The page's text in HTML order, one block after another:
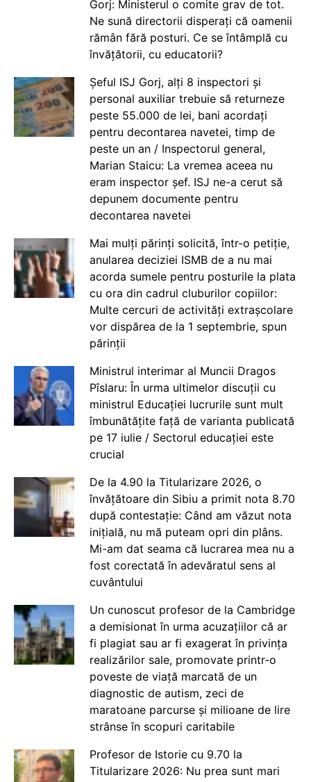
Gorj: Ministerul o comite grav de tot.
Ne sună directorii disperați că oamenii
rămân fără posturi. Ce se întâmplă cu
învățătorii, cu educatorii?
Șeful ISJ Gorj, alți 8 inspectori și
personal auxiliar trebuie să returneze
peste 55.000 de lei, bani acordați
pentru decontarea navetei, timp de
peste un an / Inspectorul general,
Marian Staicu: La vremea aceea nu
eram inspector șef. ISJ ne-a cerut să
depunem documente pentru
decontarea navetei
Mai mulți părinți solicită, într-o petiție,
anularea deciziei ISMB de a nu mai
acorda sumele pentru posturile la plata
cu ora din cadrul cluburilor copiilor:
Multe cercuri de activități extrașcolare
vor dispărea de la 1 septembrie, spun
părinții
Ministrul interimar al Muncii Dragos
Pîslaru: În urma ultimelor discuții cu
ministrul Educației lucrurile sunt mult
îmbunătățite față de varianta publicată
pe 17 iulie / Sectorul educației este
crucial
De la 4.90 la Titularizare 2026, o
învățătoare din Sibiu a primit nota 8.70
după contestație: Când am văzut nota
inițială, nu mă puteam opri din plâns.
Mi-am dat seama că lucrarea mea nu a
fost corectată în adevăratul sens al
cuvântului
Un cunoscut profesor de la Cambridge
a demisionat în urma acuzațiilor că ar
fi plagiat sau ar fi exagerat în privința
realizărilor sale, promovate printr-o
poveste de viață marcată de un
diagnostic de autism, zeci de
maratoane parcurse și milioane de lire
strânse în scopuri caritabile
Profesor de Istorie cu 9.70 la
Titularizare 2026: Nu prea sunt mari